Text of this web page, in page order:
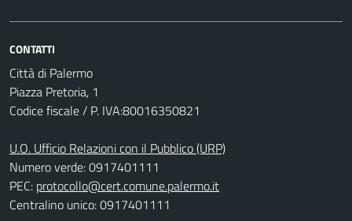
CONTATTI
Città di Palermo
Piazza Pretoria, 1
Codice fiscale / P. IVA:80016350821
U.O. Ufficio Relazioni con il Pubblico (URP)
Numero verde: 0917401111
PEC: protocollo@cert.comune.palermo.it
Centralino unico: 0917401111